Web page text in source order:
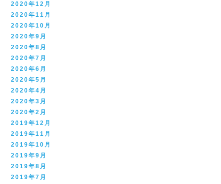
2020年12月
2020年11月
2020年10月
2020年9月
2020年8月
2020年7月
2020年6月
2020年5月
2020年4月
2020年3月
2020年2月
2019年12月
2019年11月
2019年10月
2019年9月
2019年8月
2019年7月